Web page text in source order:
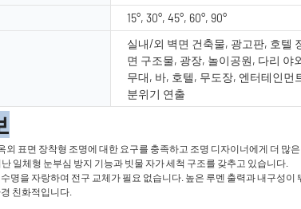
15°, 30°, 45°, 60°, 90°
실내/외 벽면 건축물, 광고판, 호텔
면 구조물, 광장, 놀이공원, 다리 야
무대, 바, 호텔, 무도장, 엔터테인먼
분위기 연출
외 표면 장착형 조명에 대한 요구를 충족하고 조명 디자이너에게 더
일체형 눈부심 방지 기능과 빗물 자가 세척 구조를 갖추고 있습니다.
명을 자랑하여 전구 교체가 필요 없습니다. 높은 루멘 출력과 내구성
친화적입니다.